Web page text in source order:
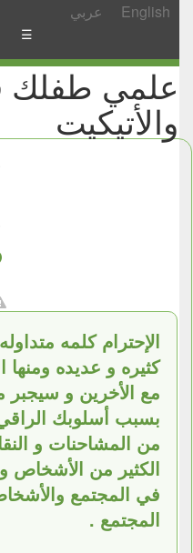
عربي English
☰
علمي طفلك
والأتيكيت
الإحترام كلمه
كثيره و عديده ومنها
مع الأخرين و
بسبب أسلوبك
من المشاحنات و
الكثير من
في المجتمع
المجتمع .